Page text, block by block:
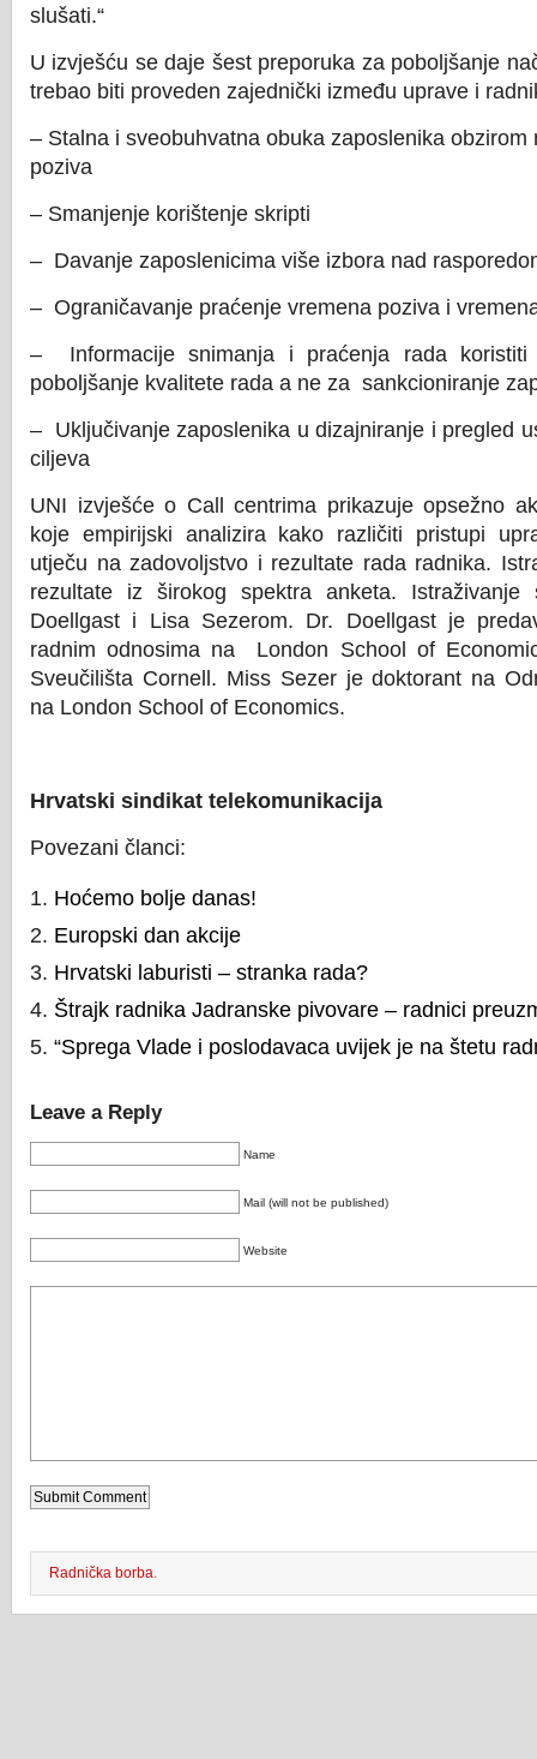
slušati.“
U izvješću se daje šest preporuka za poboljšanje
trebao biti proveden zajednički između uprave i
– Stalna i sveobuhvatna obuka zaposlenika obzirom
poziva
– Smanjenje korištenje skripti
– Davanje zaposlenicima više izbora nad
– Ograničavanje praćenje vremena poziva i
– Informacije snimanja i praćenja rada
poboljšanje kvalitete rada a ne za sankcioniranje
– Uključivanje zaposlenika u dizajniranje i pregled
ciljeva
UNI izvješće o Call centrima prikazuje opsežno
koje empirijski analizira kako različiti pristupi
utječu na zadovoljstvo i rezultate rada radnika.
rezultate iz širokog spektra anketa.
Doellgast i Lisa Sezerom. Dr. Doellgast je
radnim odnosima na London School of
Sveučilišta Cornell. Miss Sezer je doktorant na
na London School of Economics.
Hrvatski sindikat telekomunikacija
Povezani članci:
Hoćemo bolje danas!
Europski dan akcije
Hrvatski laburisti – stranka rada?
Štrajk radnika Jadranske pivovare – radnici
“Sprega Vlade i poslodavaca uvijek je na štetu
Leave a Reply
Name
Mail (will not be published)
Website
Radnička borba.